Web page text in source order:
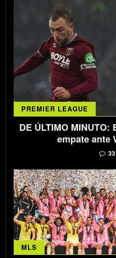
PREMIER LEAGUE
DE ÚLTIMO
empate ante
33
MLS